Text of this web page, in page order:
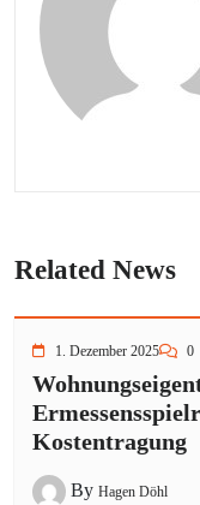
Related News
1. Dezember 2025 0
Kostentragung
By Hagen Döhl